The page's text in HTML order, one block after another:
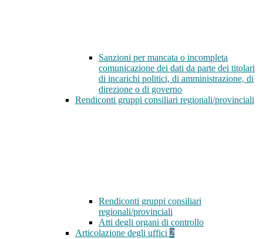
Sanzioni per mancata o incompleta
comunicazione dei dati da parte dei titolari
di incarichi politici, di amministrazione, di
direzione o di governo
Rendiconti gruppi consiliari regionali/provinciali
Rendiconti gruppi consiliari
regionali/provinciali
Atti degli organi di controllo
Articolazione degli uffici 2